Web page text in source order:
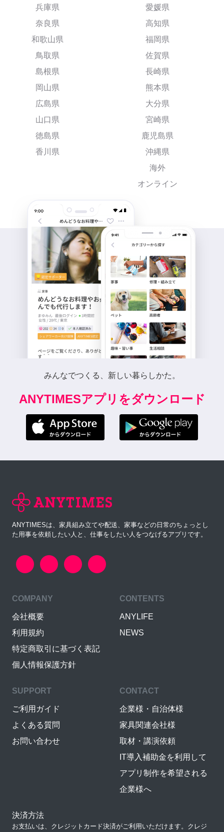
兵庫県
奈良県
和歌山県
鳥取県
島根県
岡山県
広島県
山口県
徳島県
香川県
愛媛県
高知県
福岡県
佐賀県
長崎県
熊本県
大分県
宮崎県
鹿児島県
沖縄県
海外
オンライン
みんなでつくる、新しい暮らしかた。
ANYTIMESアプリをダウンロード
ANYTIMESは、家具組み立てや配送、家事などの日常のちょっとし
た用事を依頼したい人と、仕事をしたい人をつなげるアプリです。
COMPANY
会社概要
利用規約
特定商取引に基づく表記
個人情報保護方針
CONTENTS
ANYLIFE
NEWS
SUPPORT
ご利用ガイド
よくある質問
お問い合わせ
CONTACT
企業様・自治体様
家具関連会社様
取材・講演依頼
IT導入補助金を利用して
アプリ制作を希望される
企業様へ
決済方法
お支払いは、クレジットカード決済がご利用いただけます。クレジ